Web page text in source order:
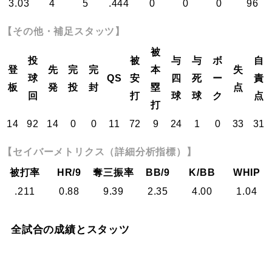
3.03 4 5 .444 0 0 0 96
【その他・補足スタッツ】
登
板
投
球
回
先
発
完
投
完
封
QS
被
安
打
被
本
塁
打
与
四
球
与
死
球
ボ
ー
ク
失
点
自
責
点
14 92 14 0 0 11 72 9 24 1 0 33 31
【セイバーメトリクス（詳細分析指標）】
被打率
HR/9 奪三振率 BB/9 K/BB
WHIP
.211
0.88 9.39 2.35 4.00 1.04
全試合の成績とスタッツ